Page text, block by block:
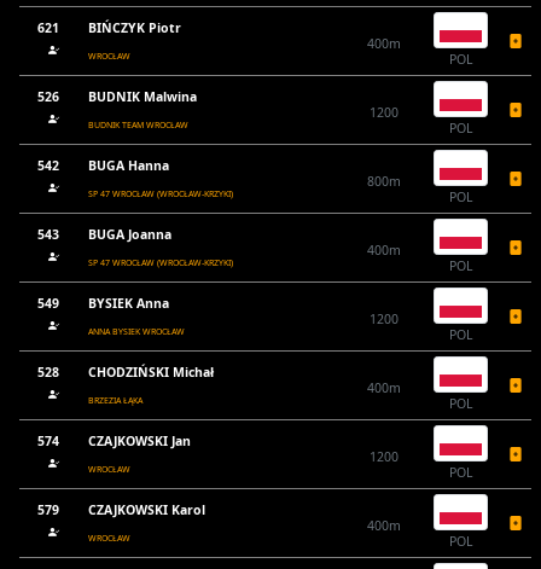
621 BIŃCZYK Piotr
WROCŁAW
400m
POL
526 BUDNIK Malwina
BUDNIK TEAM WROCŁAW
1200
POL
542 BUGA Hanna
SP 47 WROCŁAW (WROCŁAW-KRZYKI)
800m
POL
543 BUGA Joanna
SP 47 WROCŁAW (WROCŁAW-KRZYKI)
400m
POL
549 BYSIEK Anna
ANNA BYSIEK WROCŁAW
1200
POL
528 CHODZIŃSKI Michał
BRZEZIA ŁĄKA
400m
POL
574 CZAJKOWSKI Jan
WROCŁAW
1200
POL
579 CZAJKOWSKI Karol
WROCŁAW
400m
POL